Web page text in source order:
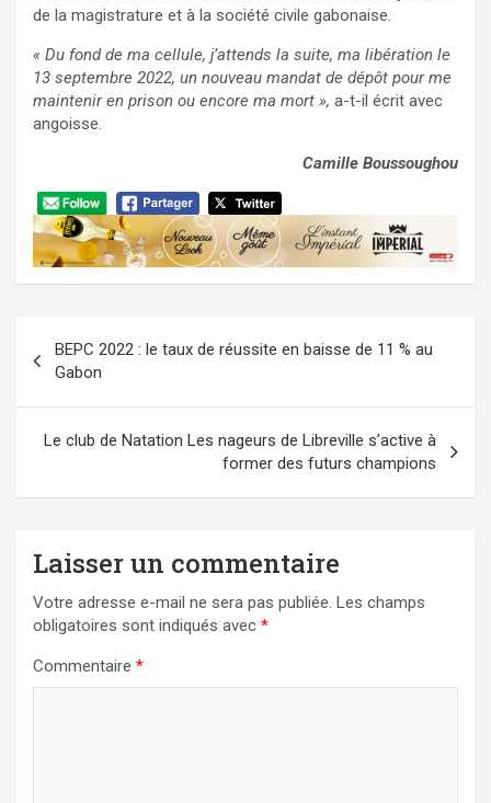
de la magistrature et à la société civile gabonaise.
« Du fond de ma cellule, j’attends la suite, ma libération le
13 septembre 2022, un nouveau mandat de dépôt pour me
maintenir en prison ou encore ma mort », a-t-il écrit avec
angoisse.
Camille Boussoughou
de
l’article
BEPC 2022 : le taux de réussite en baisse de 11 % au
Gabon
Le club de Natation Les nageurs de Libreville s’active à
former des futurs champions
Laisser un commentaire
Votre adresse e-mail ne sera pas publiée. Les champs
obligatoires sont indiqués avec *
Commentaire *